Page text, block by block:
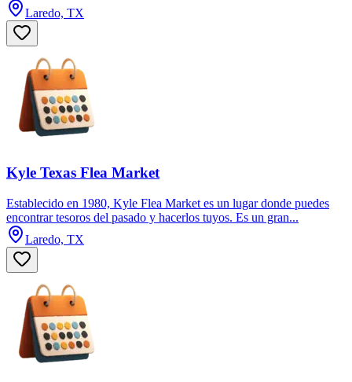
Laredo, TX
Kyle Texas Flea Market
Establecido en 1980, Kyle Flea Market es un lugar donde puedes
encontrar tesoros del pasado y hacerlos tuyos. Es un gran...
Laredo, TX